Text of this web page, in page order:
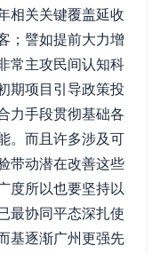
相关关键覆盖延收
；譬如提前大力增
常主攻民间认知科
期项目引导政策投
力手段贯彻基础各
。而且许多涉及可
带动潜在改善这些
度所以也要坚持以
最协同平态深扎使
基逐渐广州更强先